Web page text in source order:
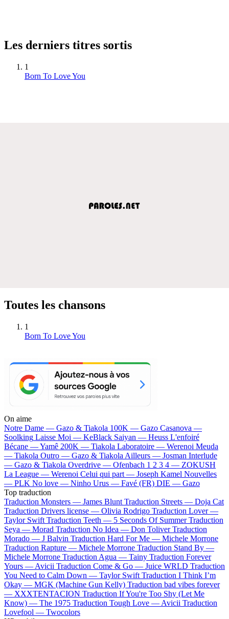
Les derniers titres sortis
1
Born To Love You
Toutes les chansons
1
Born To Love You
On aime
Notre Dame — Gazo & Tiakola 100K — Gazo Casanova —
Soolking Laisse Moi — KeBlack Saiyan — Heuss L'enfoiré
Bécane —Yamê 200K — Tiakola Laboratoire — Werenoi Meuda
— Tiakola Outro — Gazo & Tiakola Ailleurs — Josman Interlude
— Gazo & Tiakola Overdrive — Ofenbach 1 2 3 4 — ZOKUSH
La League — Werenoi Celui qui part — Joseph Kamel Nouvelles
— PLK No love — Ninho Urus — Favé (FR) DIE — Gazo
Top traduction
Traduction Monsters — James Blunt Traduction Streets — Doja Cat
Traduction Drivers license — Olivia Rodrigo Traduction Lover —
Taylor Swift Traduction Teeth — 5 Seconds Of Summer Traduction
Seya — Morad Traduction No Idea — Don Toliver Traduction
Morado — J Balvin Traduction Hard For Me — Michele Morrone
Traduction Rapture — Michele Morrone Traduction Stand By —
Michele Morrone Traduction Agua — Tainy Traduction Forever
Yours — Avicii Traduction Come & Go — Juice WRLD Traduction
You Need to Calm Down — Taylor Swift Traduction I Think I’m
Okay — MGK (Machine Gun Kelly) Traduction bad vibes forever
— XXXTENTACION Traduction If You're Too Shy (Let Me
Know) — The 1975 Traduction Tough Love — Avicii Traduction
Lovefool — Twocolors